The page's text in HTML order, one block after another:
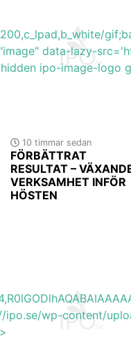
10 timmar sedan
FÖRBÄTTRAT
RESULTAT –
VERKSAMHET INFÖR
HÖSTEN
data-lazy-
ipo-image-logo
wp-content/